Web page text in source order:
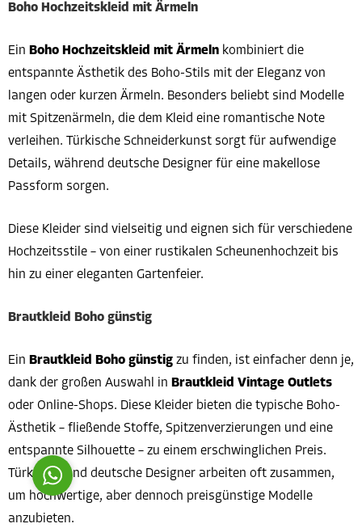
Boho Hochzeitskleid mit Ärmeln
Ein Boho Hochzeitskleid mit Ärmeln kombiniert die
entspannte Ästhetik des Boho-Stils mit der Eleganz von
langen oder kurzen Ärmeln. Besonders beliebt sind Modelle
mit Spitzenärmeln, die dem Kleid eine romantische Note
verleihen. Türkische Schneiderkunst sorgt für aufwendige
Details, während deutsche Designer für eine makellose
Passform sorgen.
Diese Kleider sind vielseitig und eignen sich für verschiedene
Hochzeitsstile – von einer rustikalen Scheunenhochzeit bis
hin zu einer eleganten Gartenfeier.
Brautkleid Boho günstig
Ein Brautkleid Boho günstig zu finden, ist einfacher denn je,
dank der großen Auswahl in Brautkleid Vintage Outlets
oder Online-Shops. Diese Kleider bieten die typische Boho-
Ästhetik – fließende Stoffe, Spitzenverzierungen und eine
entspannte Silhouette – zu einem erschwinglichen Preis.
Türkische und deutsche Designer arbeiten oft zusammen,
um hochwertige, aber dennoch preisgünstige Modelle
anzubieten.
Reply